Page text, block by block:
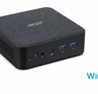
Acer Revo RB102 Ryzen 7 32GB 1TB